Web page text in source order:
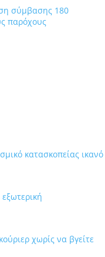
σύμβασης 180
παρόχους
κατασκοπείας ικανό
χωρίς να βγείτε